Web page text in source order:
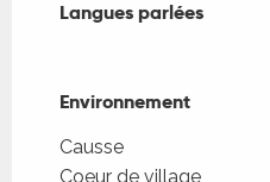
Langues parlées
Langues parlées
Environnement
Environnement
Causse
Coeur de village